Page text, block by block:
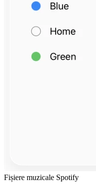
Fișiere muzicale Spotify